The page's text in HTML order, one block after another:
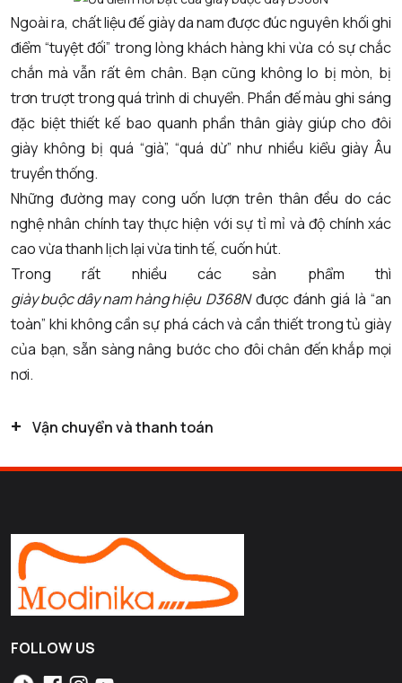
Ngoài ra, chất liệu đếgiày da namđược đúc nguyên khối ghi
điểm “tuyệt đối” trong lòng khách hàng khi vừa có sự chắc
chắn mà vẫn rất êm chân. Bạn cũng không lo bị mòn, bị
trơn trượt trong quá trình di chuyển. Phần đế màu ghi sáng
đặc biệt thiết kế bao quanh phần thân giày giúp cho đôi
giày không bị quá “già”, “quá dừ” như nhiều kiểu giày Âu
truyền thống.
Những đường may cong uốn lượn trên thân đều do các
nghệ nhân chính tay thực hiện với sự tỉ mỉ và độ chính xác
cao vừa thanh lịch lại vừa tinh tế, cuốn hút.
Trong rất nhiều các sản phẩm thì
giày buộc dây nam hàng hiệuD368Nđược đánh giá là “an
toàn” khi không cần sự phá cách và cần thiết trong tủ giày
của bạn, sẵn sàng nâng bước cho đôi chân đến khắp mọi
nơi.
+ Vận chuyển và thanh toán
FOLLOW US